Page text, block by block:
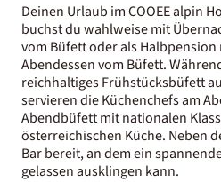
Deinen Urlaub im COOEE alpin
buchst du wahlweise mit
vom Büfett oder als
Abendessen vom Büfett.
reichhaltiges Frühstücksbüfett
servieren die Küchenchefs am
Abendbüfett mit nationalen
österreichischen Küche. Neben
Bar bereit, an dem ein
gelassen ausklingen kann.